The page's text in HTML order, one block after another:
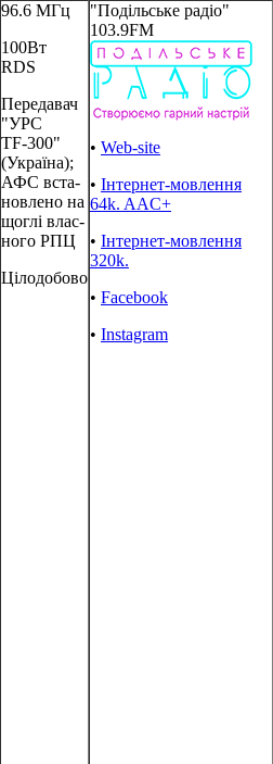
96.6 МГц
100Вт
RDS
Передавач
"УРС
TF-300"
(Україна);
АФС вста-
новлено на
щоглі влас-
ного РПЦ
Цілодобово
"Подільське радіо"
103.9FM
• Web-site
• Інтернет-мовлення
64k. AAC+
• Інтернет-мовлення
320k.
• Facebook
• Instagram